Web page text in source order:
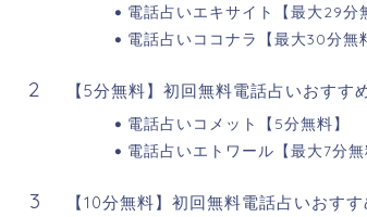
電話占いエキサイト【最大29分
電話占いココナラ【最大30分無
【5分無料】初回無料電話占いおすす
電話占いコメット【5分無料】
電話占いエトワール【最大7分無
【10分無料】初回無料電話占いおす